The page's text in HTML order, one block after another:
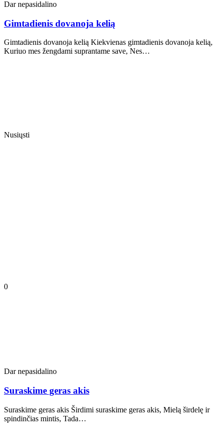
Dar nepasidalino
Gimtadienis dovanoja kelią
Gimtadienis dovanoja kelią Kiekvienas gimtadienis dovanoja kelią,
Kuriuo mes žengdami suprantame save, Nes…
Nusiųsti
0
Dar nepasidalino
Suraskime geras akis
Suraskime geras akis Širdimi suraskime geras akis, Mielą širdelę ir
spindinčias mintis, Tada…